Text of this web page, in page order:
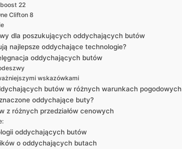
‌22
Clifton 8
dla ⁤poszukujących oddychających butów
najlepsze oddychające technologie?
oddychających‍ butów
wskazówkami
butów w różnych warunkach pogodowych
oddychające buty?
z różnych przedziałów ‌cenowych
oddychających ⁢butów
o⁢ oddychających⁤ butach